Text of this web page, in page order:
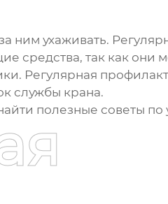
ним ухаживать.
средства, так как они
Регулярная
службы крана.
полезные советы по